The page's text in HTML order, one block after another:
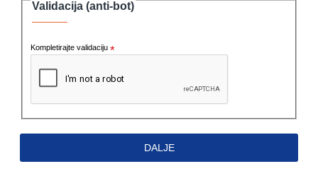
Validacija (anti-bot)
Kompletirajte validaciju
DALJE